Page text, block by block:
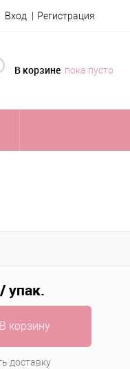
Вход Регистрация
В корзине пока пусто
/ упак.
В корзину
доставку